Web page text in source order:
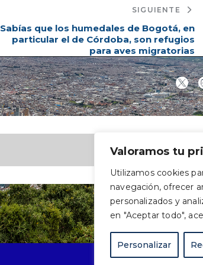
Valoramos tu
Utilizamos cookies
navegación, ofrecer
personalizados y
en "Aceptar todo",
Personalizar
SIGUIENTE
Sabías que los humedales de Bogotá, en
particular el de Córdoba, son refugios
para aves migratorias